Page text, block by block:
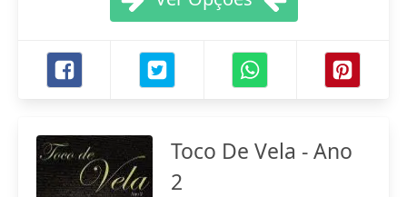
Toco De Vela - Ano
2